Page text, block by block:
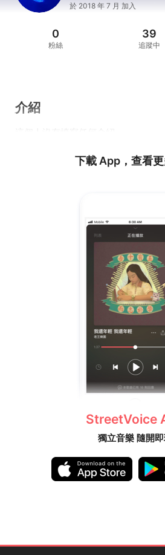
於 2018 年 7 月 加入
0
粉絲
39
追蹤中
介紹
下載 App，查看
StreetVoice
獨立音樂 隨開